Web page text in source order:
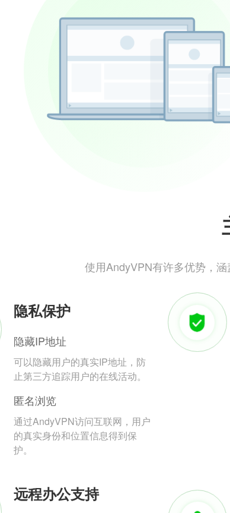
使用AndyVPN有许多优势，
隐私保护
隐藏IP地址
可以隐藏用户的真实IP地址，防
止第三方追踪用户的在线活动。
匿名浏览
通过AndyVPN访问互联网，用户
的真实身份和位置信息得到保
护。
远程办公支持